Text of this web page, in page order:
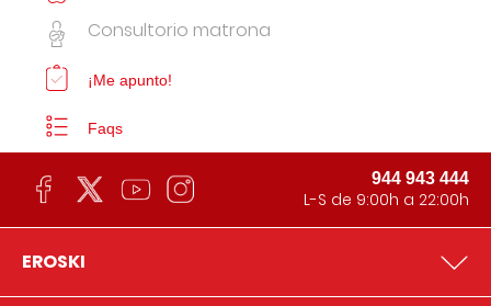
Consultorio matrona
¡Me apunto!
Faqs
944 943 444
L-S de 9:00h a 22:00h
EROSKI